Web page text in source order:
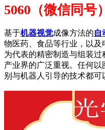
5060（微信同号）
基于机器视觉成像方法的自
物医药、食品等行业，以
为代表的精密制造与组装过
产业界的广泛重视。任何
别与机器人引导的技术都可